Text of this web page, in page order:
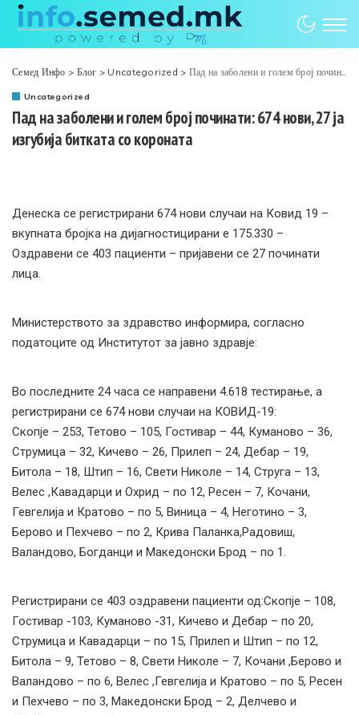
Семед Инфо > Блог > Uncategorized > Пад на заболени и голем број починати: 674 нови, 27 ја изгубија битката со короната
Uncategorized
Пад на заболени и голем број починати: 674 нови, 27 ја
изгубија битката со короната
Денеска се регистрирани 674 нови случаи на Ковид 19 –
вкупната бројка на дијагностицирани е 175.330 –
Оздравени се 403 пациенти – пријавени се 27 починати
лица.
Министерството за здравство информира, согласно
податоците од Институтот за јавно здравје:
Во последните 24 часа се направени 4.618 тестирањe, а
регистрирани се 674 нови случаи на КОВИД-19:
Скопје – 253, Тетово – 105, Гостивар – 44, Куманово – 36,
Струмица – 32, Кичево – 26, Прилеп – 24, Дебар – 19,
Битола – 18, Штип – 16, Свети Николе – 14, Струга – 13,
Велес ,Кавадарци и Охрид – по 12, Ресен – 7, Кочани,
Гевгелија и Кратово – по 5, Виница – 4, Неготино – 3,
Берово и Пехчево – по 2, Крива Паланка,Радовиш,
Валандово, Богданци и Македонски Брод – по 1.
Регистрирани сe 403 оздравени пациенти од:Скопје – 108,
Гостивар -103, Куманово -31, Кичево и Дебар – по 20,
Струмица и Кавадарци – по 15, Прилеп и Штип – по 12,
Битола – 9, Тетово – 8, Свети Николе – 7, Кочани ,Берово и
Валандово – по 6, Велес ,Гевгелија и Кратово – по 5, Ресен
и Пехчево – по 3, Македонски Брод – 2, Делчево и